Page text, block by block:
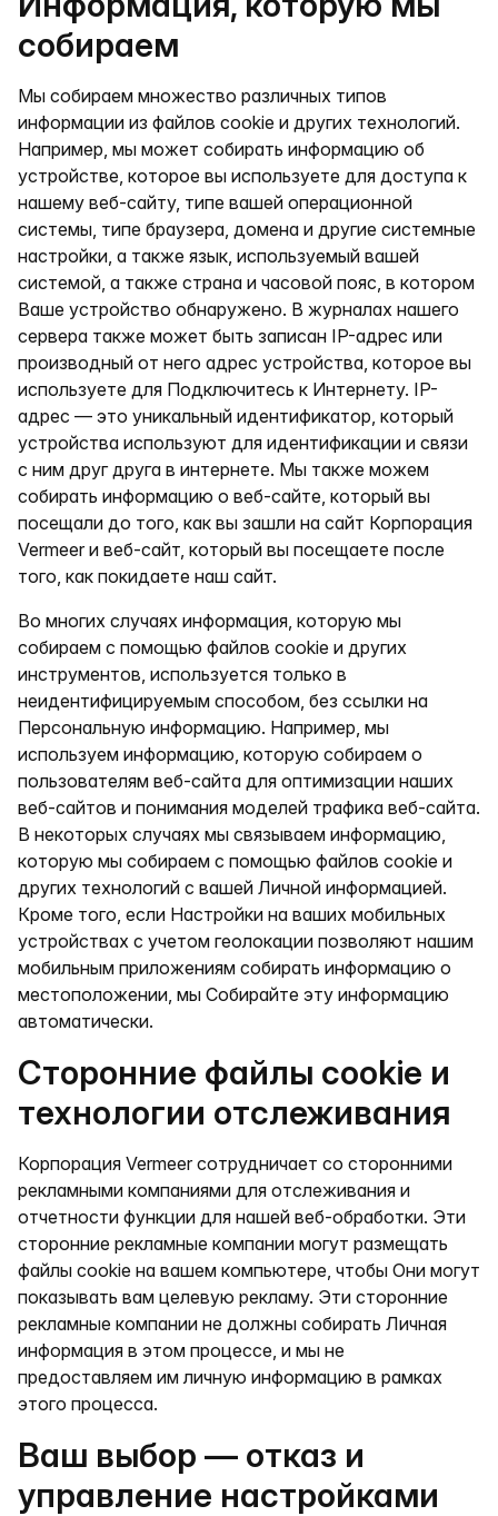
собираем
Мы собираем множество различных типов
информации из файлов cookie и других технологий.
Например, мы может собирать информацию об
устройстве, которое вы используете для доступа к
нашему веб-сайту, типе вашей операционной
системы, типе браузера, домена и другие системные
настройки, а также язык, используемый вашей
системой, а также страна и часовой пояс, в котором
Ваше устройство обнаружено. В журналах нашего
сервера также может быть записан IP-адрес или
производный от него адрес устройства, которое вы
используете для Подключитесь к Интернету. IP-
адрес — это уникальный идентификатор, который
устройства используют для идентификации и связи
с ним друг друга в интернете. Мы также можем
собирать информацию о веб-сайте, который вы
посещали до того, как вы зашли на сайт Корпорация
Vermeer и веб-сайт, который вы посещаете после
того, как покидаете наш сайт.
Во многих случаях информация, которую мы
собираем с помощью файлов cookie и других
инструментов, используется только в
неидентифицируемым способом, без ссылки на
Персональную информацию. Например, мы
используем информацию, которую собираем о
пользователям веб-сайта для оптимизации наших
веб-сайтов и понимания моделей трафика веб-сайта.
В некоторых случаях мы связываем информацию,
которую мы собираем с помощью файлов cookie и
других технологий с вашей Личной информацией.
Кроме того, если Настройки на ваших мобильных
устройствах с учетом геолокации позволяют нашим
мобильным приложениям собирать информацию о
местоположении, мы Собирайте эту информацию
автоматически.
Сторонние файлы cookie и
технологии отслеживания
Корпорация Vermeer сотрудничает со сторонними
рекламными компаниями для отслеживания и
отчетности функции для нашей веб-обработки. Эти
сторонние рекламные компании могут размещать
файлы cookie на вашем компьютере, чтобы Они могут
показывать вам целевую рекламу. Эти сторонние
рекламные компании не должны собирать Личная
информация в этом процессе, и мы не
предоставляем им личную информацию в рамках
этого процесса.
Ваш выбор — отказ и
управление настройками